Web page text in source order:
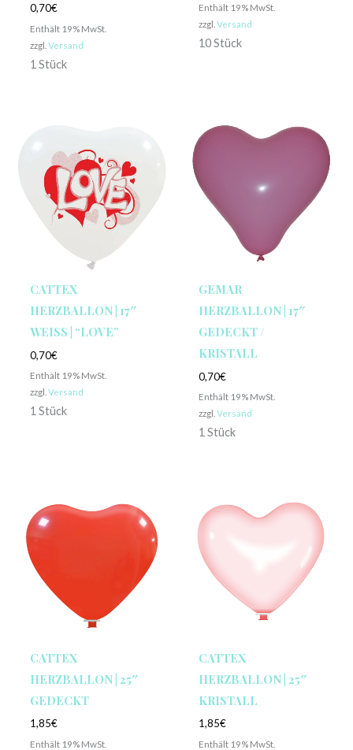
0,70€
Enthält 19% MwSt.
zzgl. Versand
1 Stück
Enthält 19% MwSt.
zzgl. Versand
10 Stück
CATTEX
HERZBALLON | 17″
WEISS | “LOVE”
0,70€
Enthält 19% MwSt.
zzgl. Versand
1 Stück
GEMAR
HERZBALLON | 17″
GEDECKT /
KRISTALL
0,70€
Enthält 19% MwSt.
zzgl. Versand
1 Stück
CATTEX
HERZBALLON | 25″
GEDECKT
1,85€
Enthält 19% MwSt.
CATTEX
HERZBALLON | 25″
KRISTALL
1,85€
Enthält 19% MwSt.